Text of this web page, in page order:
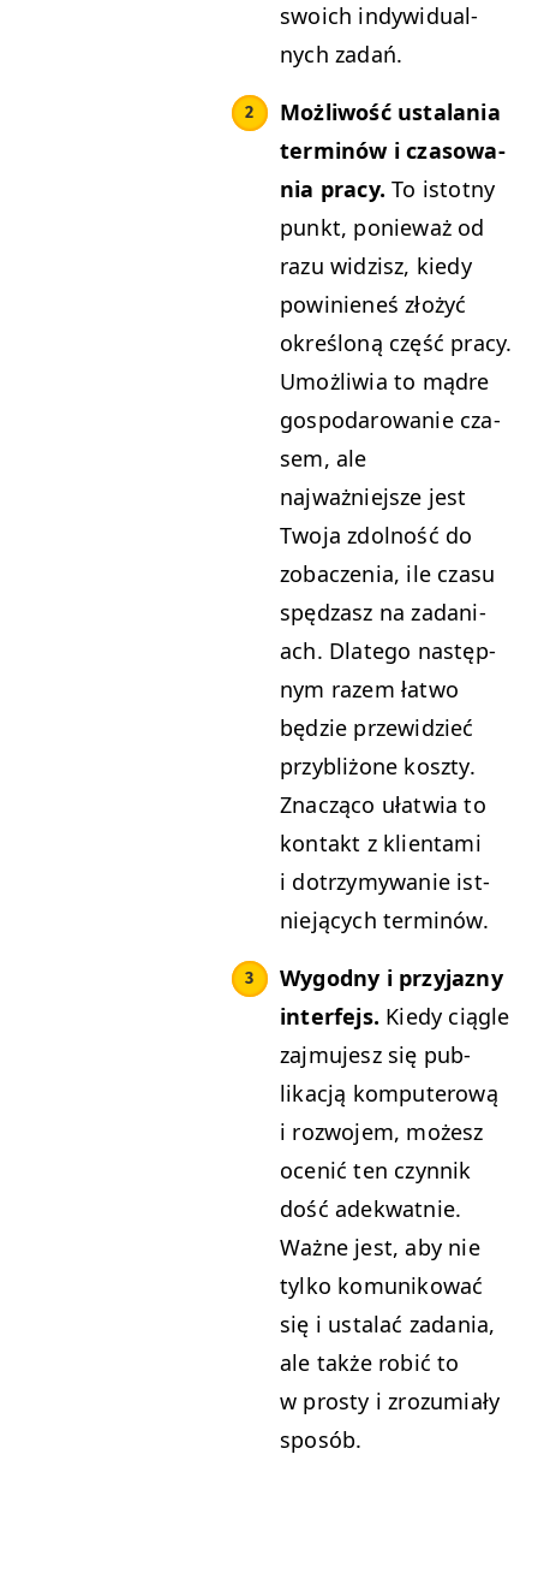
swoich indy­wid­u­al­
nych zadań.
Możli­wość usta­la­nia
ter­minów i cza­sowa­
nia pra­cy. To istot­ny
punkt, ponieważ od
razu widzisz, kiedy
powinieneś złożyć
określoną część pra­cy.
Umożli­wia to mądre
gospo­darowanie cza­
sem, ale
najważniejsze jest
Two­ja zdol­ność do
zobaczenia, ile cza­su
spędza­sz na zada­ni­
ach. Dlat­ego następ­
nym razem łat­wo
będzie przewidzieć
przy­bliżone kosz­ty.
Znaczą­co ułatwia to
kon­takt z klien­ta­mi
i dotrzymy­wanie ist­
nieją­cych terminów.
Wygod­ny i przy­jazny
inter­fe­js. Kiedy cią­gle
zaj­mu­jesz się pub­
likacją kom­put­erową
i roz­wo­jem, możesz
ocenić ten czyn­nik
dość adek­wat­nie.
Ważne jest, aby nie
tylko komu­nikować
się i usta­lać zada­nia,
ale także robić to
w prosty i zrozu­mi­ały
sposób.